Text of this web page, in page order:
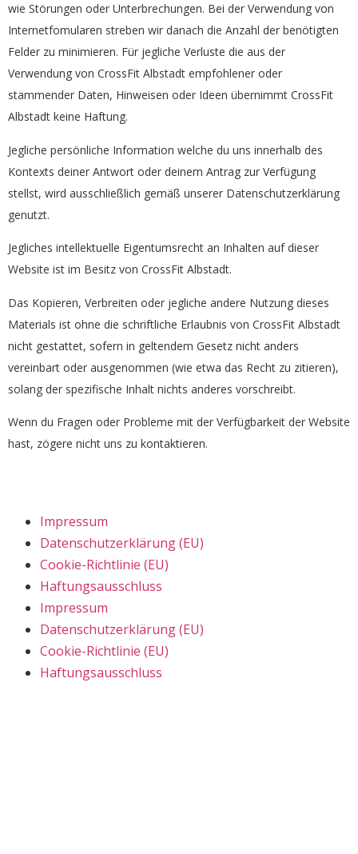
wie Störungen oder Unterbrechungen. Bei der Verwendung von
Internetfomularen streben wir danach die Anzahl der benötigten
Felder zu minimieren. Für jegliche Verluste die aus der
Verwendung von CrossFit Albstadt empfohlener oder
stammender Daten, Hinweisen oder Ideen übernimmt CrossFit
Albstadt keine Haftung.
Jegliche persönliche Information welche du uns innerhalb des
Kontexts deiner Antwort oder deinem Antrag zur Verfügung
stellst, wird ausschließlich gemäß unserer Datenschutzerklärung
genutzt.
Jegliches intellektuelle Eigentumsrecht an Inhalten auf dieser
Website ist im Besitz von CrossFit Albstadt.
Das Kopieren, Verbreiten oder jegliche andere Nutzung dieses
Materials ist ohne die schriftliche Erlaubnis von CrossFit Albstadt
nicht gestattet, sofern in geltendem Gesetz nicht anders
vereinbart oder ausgenommen (wie etwa das Recht zu zitieren),
solang der spezifische Inhalt nichts anderes vorschreibt.
Wenn du Fragen oder Probleme mit der Verfügbarkeit der Website
hast, zögere nicht uns zu kontaktieren.
Impressum
Datenschutzerklärung (EU)
Cookie-Richtlinie (EU)
Haftungsausschluss
Impressum
Datenschutzerklärung (EU)
Cookie-Richtlinie (EU)
Haftungsausschluss